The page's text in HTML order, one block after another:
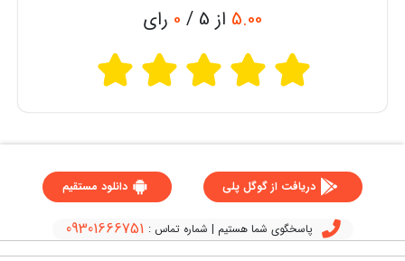
5.00 از 5 / 0 رای
دریافت از گوگل پلی دانلود مستقیم
پاسخگوی شما هستیم | شماره تماس : 09301666751